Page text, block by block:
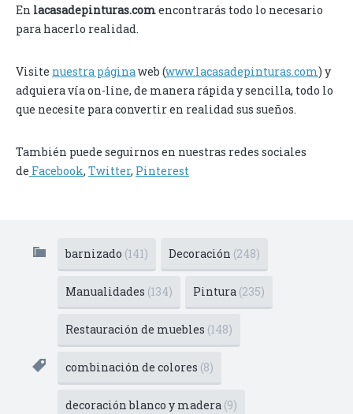
En lacasadepinturas.comencontrarás todo lo necesario
para hacerlo realidad.
Visite nuestra páginaweb (www.lacasadepinturas.com) y
adquiera vía on-line, de manera rápida y sencilla, todo lo
que necesite para convertir en realidad sus sueños.
También puede seguirnos en nuestras redes sociales
de Facebook, Twitter, Pinterest
barnizado (141) Decoración (248)
Manualidades (134) Pintura (235)
Restauración de muebles (148)
combinación de colores (8)
decoración blanco y madera (9)